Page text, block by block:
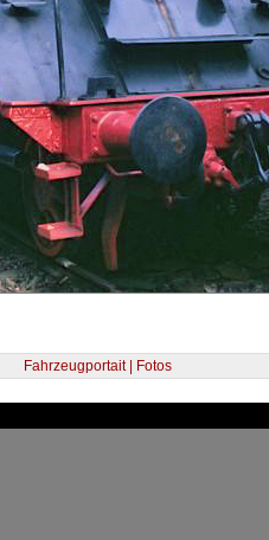
Fahrzeugportait | Fotos